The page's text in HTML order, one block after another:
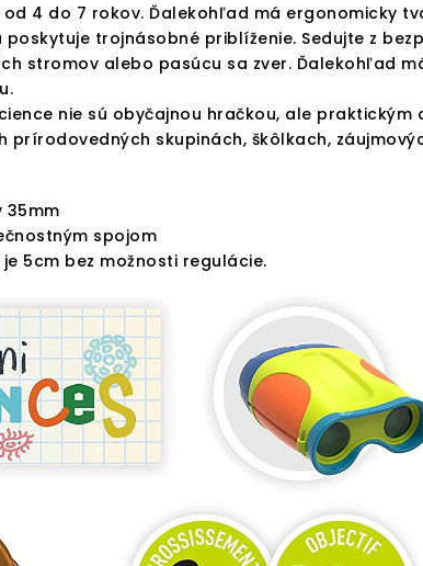
4 do 7 rokov. Ďalekohľad má ergonomicky
trojnásobné priblíženie. Sedujte z
stromov alebo pasúcu sa zver. Ďalekohľad
nie sú obyčajnou hračkou, ale
prírodovedných skupinách, škôlkach,
35mm
spojom
5cm bez možnosti regulácie.